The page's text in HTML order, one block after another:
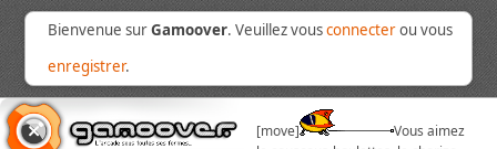
Bienvenue surGamoover. Veuillez vousconnecterou vous
enregistrer.
[move]
Vous aimez